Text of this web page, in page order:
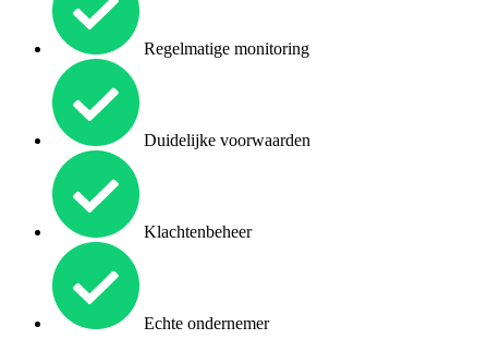
Regelmatige monitoring
Duidelijke voorwaarden
Klachtenbeheer
Echte ondernemer